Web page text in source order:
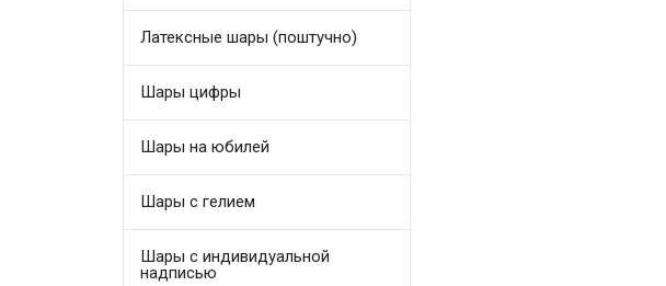
Латексные шары (поштучно)
Шары цифры
Шары на юбилей
Шары с гелием
Шары с индивидуальной
надписью